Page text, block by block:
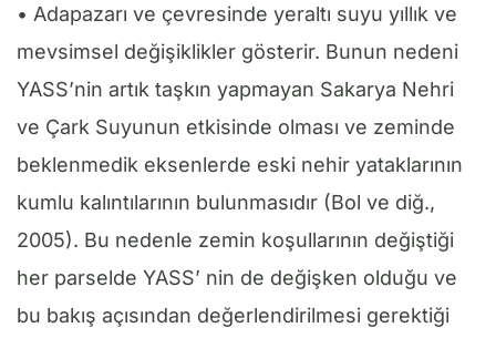
• Adapazarı ve çevresinde yeraltı suyu yıllık ve
mevsimsel değişiklikler gösterir. Bunun nedeni
YASS’nin artık taşkın yapmayan Sakarya Nehri
ve Çark Suyunun etkisinde olması ve zeminde
beklenmedik eksenlerde eski nehir yataklarının
kumlu kalıntılarının bulunmasıdır (Bol ve diğ.,
2005). Bu nedenle zemin koşullarının değiştiği
her parselde YASS’ nin de değişken olduğu ve
bu bakış açısından değerlendirilmesi gerektiği